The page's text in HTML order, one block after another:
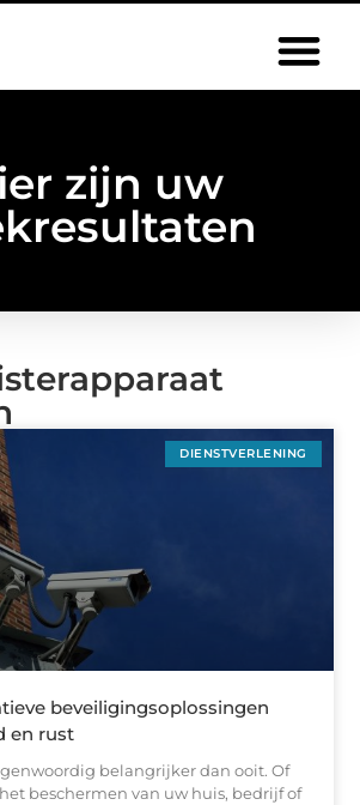
zijn uw
DIENSTVERLENING
beveiligingsoplossingen
en rust
belangrijker dan ooit. Of
beschermen van uw huis, bedrijf of